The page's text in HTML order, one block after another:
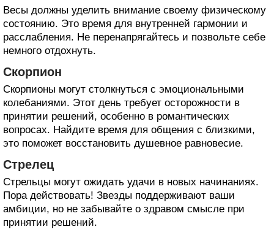
Весы должны уделить внимание своему физическому
состоянию. Это время для внутренней гармонии и
расслабления. Не перенапрягайтесь и позвольте себе
немного отдохнуть.
Скорпион
Скорпионы могут столкнуться с эмоциональными
колебаниями. Этот день требует осторожности в
принятии решений, особенно в романтических
вопросах. Найдите время для общения с близкими,
это поможет восстановить душевное равновесие.
Стрелец
Стрельцы могут ожидать удачи в новых начинаниях.
Пора действовать! Звезды поддерживают ваши
амбиции, но не забывайте о здравом смысле при
принятии решений.